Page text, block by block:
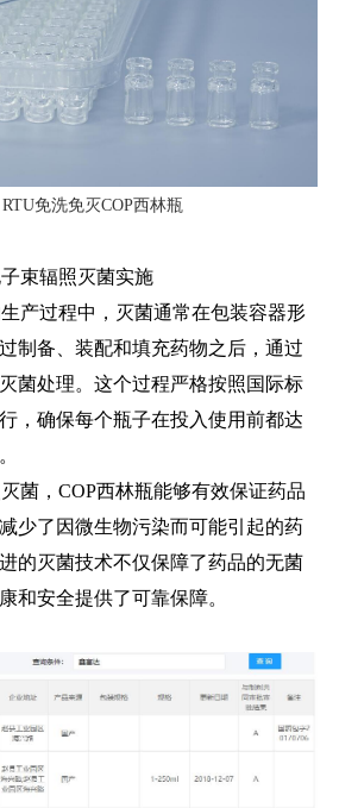
RTU免洗免灭COP西林瓶
束辐照灭菌实施
产过程中，灭菌通常在包装容器形
制备、装配和填充药物之后，通过
菌处理。这个过程严格按照国际标
，确保每个瓶子在投入使用前都达
菌，COP西林瓶能够有效保证药品
少了因微生物污染而可能引起的药
的灭菌技术不仅保障了药品的无菌
和安全提供了可靠保障。